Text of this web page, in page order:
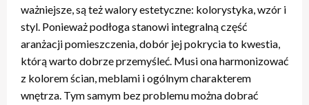
ważniejsze, są też walory estetyczne: kolorystyka, wzór i
styl. Ponieważ podłoga stanowi integralną część
aranżacji pomieszczenia, dobór jej pokrycia to kwestia,
którą warto dobrze przemyśleć. Musi ona harmonizować
z kolorem ścian, meblami i ogólnym charakterem
wnętrza. Tym samym bez problemu można dobrać